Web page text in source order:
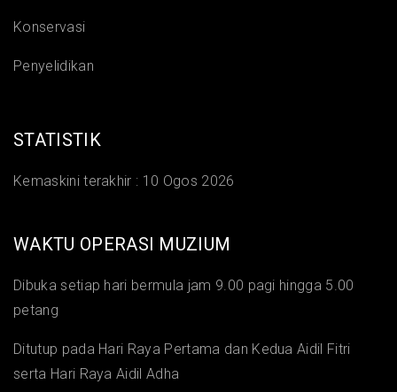
Konservasi
Penyelidikan
STATISTIK
Kemaskini terakhir : 10 Ogos 2026
WAKTU OPERASI MUZIUM
Dibuka setiap hari bermula jam 9.00 pagi hingga 5.00
petang
Ditutup pada Hari Raya Pertama dan Kedua Aidil Fitri
serta Hari Raya Aidil Adha